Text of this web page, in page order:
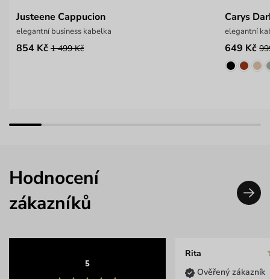
Justeene Cappucion
elegantní business kabelka
854 Kč 1 499 Kč
Carys
elegantní
649 Kč
Hodnocení
zákazníků
5
Rita
Ověřený zákazník